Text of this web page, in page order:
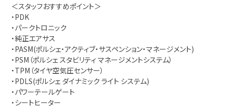
＜スタッフおすすめポイント＞
・PDK
・パークトロニック
・純正エアサス
・PASM(ポルシェ・アクティブ・サスペンション・マネージメント)
・PSM（ポルシェ スタビリティ マネージメントシステム）
・TPM（タイヤ空気圧センサー）
・PDLS(ポルシェ ダイナミック ライト システム)
・パワーテールゲート
・シートヒーター